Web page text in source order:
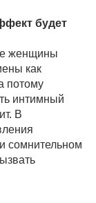
будет
женщины
как
потому
интимный
В
сомнительном